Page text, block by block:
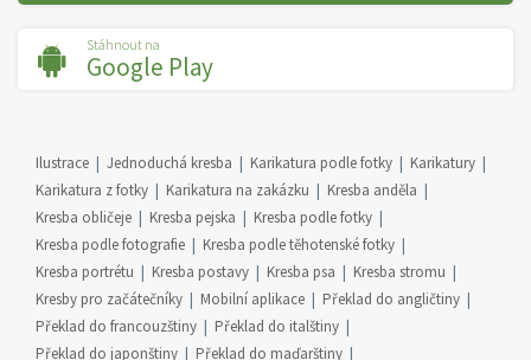
Stáhnout na
Google Play
Ilustrace Jednoduchá kresba Karikatura podle fotky
Karikatury
Karikatura z fotky
Karikatura na zakázku
Kresba anděla
Kresba obličeje
Kresba pejska
Kresba podle fotky
Kresba podle fotografie
Kresba podle těhotenské fotky
Kresba portrétu
Kresba postavy Kresba psa
Kresba stromu
Kresby pro začátečníky
Mobilní aplikace
Překlad do angličtiny
Překlad do francouzštiny
Překlad do italštiny
Překlad do japonštiny
Překlad do maďarštiny